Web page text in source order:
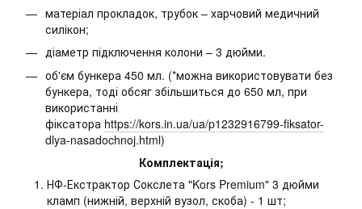
матеріал прокладок, трубок – харчовий медичний
силікон;
діаметр підключення колони – 3 дюйми.
об'єм бункера 450 мл. (*можна використовувати без
бункера, тоді обсяг збільшиться до 650 мл, при
використанні
фіксатора https://kors.in.ua/ua/p1232916799-fiksator-
dlya-nasadochnoj.html)
Комплектація;
НФ-Екстрактор Сокслета "Kors Premium" 3 дюйми
кламп (нижній, верхній вузол, скоба) - 1 шт;